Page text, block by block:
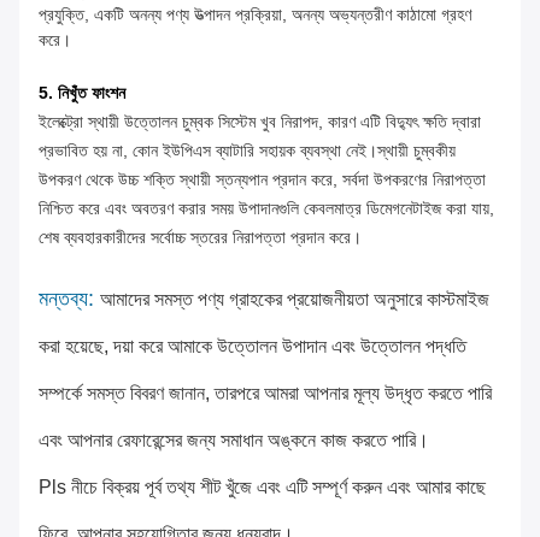
প্রযুক্তি, একটি অনন্য পণ্য উত্পাদন প্রক্রিয়া, অনন্য অভ্যন্তরীণ কাঠামো গ্রহণ
করে।
5. নিখুঁত ফাংশন
ইলেক্ট্রো স্থায়ী উত্তোলন চুম্বক সিস্টেম খুব নিরাপদ, কারণ এটি বিদ্যুৎ ক্ষতি দ্বারা
প্রভাবিত হয় না, কোন ইউপিএস ব্যাটারি সহায়ক ব্যবস্থা নেই।স্থায়ী চুম্বকীয়
উপকরণ থেকে উচ্চ শক্তি স্থায়ী স্তন্যপান প্রদান করে, সর্বদা উপকরণের নিরাপত্তা
নিশ্চিত করে এবং অবতরণ করার সময় উপাদানগুলি কেবলমাত্র ডিমেগনেটাইজ করা যায়,
শেষ ব্যবহারকারীদের সর্বোচ্চ স্তরের নিরাপত্তা প্রদান করে।
মন্তব্য: আমাদের সমস্ত পণ্য গ্রাহকের প্রয়োজনীয়তা অনুসারে কাস্টমাইজ
করা হয়েছে, দয়া করে আমাকে উত্তোলন উপাদান এবং উত্তোলন পদ্ধতি
সম্পর্কে সমস্ত বিবরণ জানান, তারপরে আমরা আপনার মূল্য উদ্ধৃত করতে পারি
এবং আপনার রেফারেন্সের জন্য সমাধান অঙ্কনে কাজ করতে পারি।
Pls নীচে বিক্রয় পূর্ব তথ্য শীট খুঁজে এবং এটি সম্পূর্ণ করুন এবং আমার কাছে